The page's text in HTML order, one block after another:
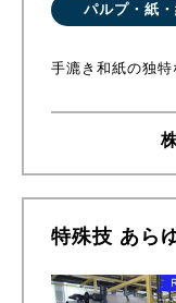
パルプ・紙
手漉き和紙の独
特殊技 あら